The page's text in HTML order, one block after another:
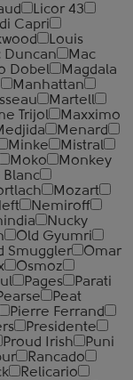
Licor 43
Capri
Louis
Duncan
Mac
Dobel
Magdala
Manhattan
Martell
Trijol
Maxximo
Menard
Minke
Mistral
Moko
Monkey
Blanc
Mozart
Nemiroff
Nucky
Old Gyumri
Smuggler
Omar
Osmoz
Pages
Parati
Peat
Pierre Ferrand
Presidente
Proud Irish
Puni
Rancado
Relicario